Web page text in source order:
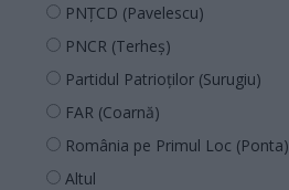
PNȚCD (Pavelescu)
PNCR (Terheș)
Partidul Patrioților (Surugiu)
FAR (Coarnă)
România pe Primul Loc (Ponta)
Altul